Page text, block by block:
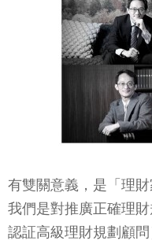
有雙關意義，是「理財
我們是對推廣正確理
認証高級理財規劃顧問